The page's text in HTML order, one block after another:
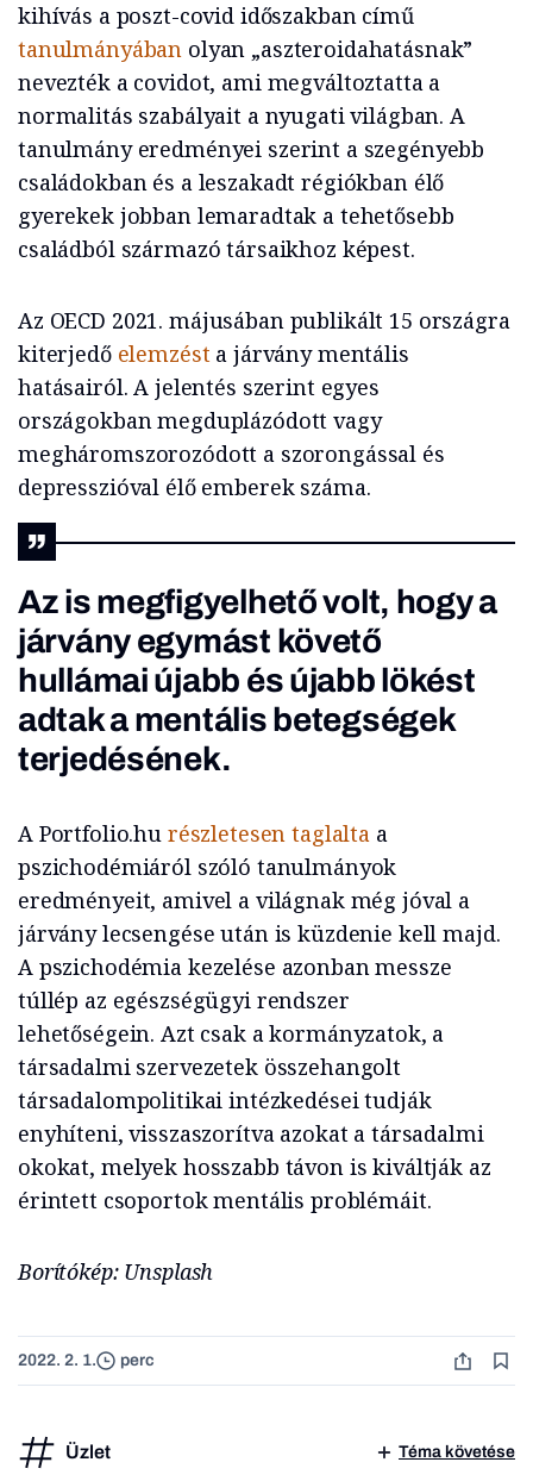
kihívás a poszt-covid időszakban című
tanulmányában olyan „aszteroidahatásnak”
nevezték a covidot, ami megváltoztatta a
normalitás szabályait a nyugati világban. A
tanulmány eredményei szerint a szegényebb
családokban és a leszakadt régiókban élő
gyerekek jobban lemaradtak a tehetősebb
családból származó társaikhoz képest.
Az OECD 2021. májusában publikált 15 országra
kiterjedő elemzésta járvány mentális
hatásairól. A jelentés szerint egyes
országokban megduplázódott vagy
megháromszorozódott a szorongással és
depresszióval élő emberek száma.
Az is megfigyelhető volt, hogy a
járvány egymást követő
hullámai újabb és újabb lökést
adtak a mentális betegségek
terjedésének.
A Portfolio.hu részletesen taglaltaa
pszichodémiáról szóló tanulmányok
eredményeit, amivel a világnak még jóval a
járvány lecsengése után is küzdenie kell majd.
A pszichodémia kezelése azonban messze
túllép az egészségügyi rendszer
lehetőségein. Azt csak a kormányzatok, a
társadalmi szervezetek összehangolt
társadalompolitikai intézkedései tudják
enyhíteni, visszaszorítva azokat a társadalmi
okokat, melyek hosszabb távon is kiváltják az
érintett csoportok mentális problémáit.
Borítókép: Unsplash
2022. 2. 1. perc
Üzlet Téma követése